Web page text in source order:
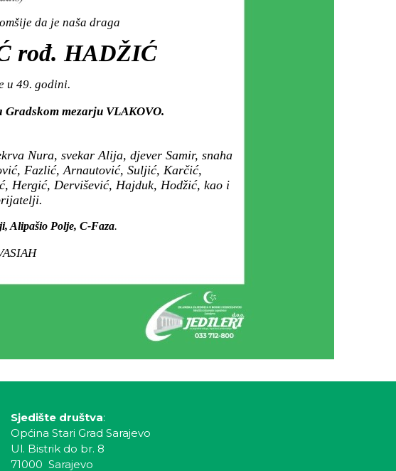
da je naša draga
rođ. HADŽIĆ
u 49. godini.
Gradskom mezarju VLAKOVO.
Nura, svekar Alija, djever Samir, snaha
Fazlić, Arnautović, Suljić, Karčić,
Hergić, Dervišević, Hajduk, Hodžić, kao i
Alipašio Polje, C-Faza.
Sjedište društva:
Općina Stari Grad Sarajevo
Ul. Bistrik do br. 8
71000 Sarajevo